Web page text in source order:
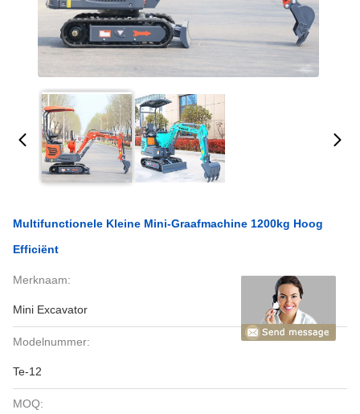
Multifunctionele Kleine Mini-Graafmachine 1200kg Hoog
Efficiënt
Merknaam:
Mini Excavator
Modelnummer:
Te-12
MOQ: